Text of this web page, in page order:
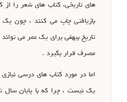
های تاریخی، کتاب های شعر را از
بازیافتی چاپ می کنند ، چون
تاریخ بیهقی برای یک عمر می تواند
مصرف قرار بگیرد .
اما در مورد کتاب های درسی نیازی
یک نیست ، چرا که با پایان سال